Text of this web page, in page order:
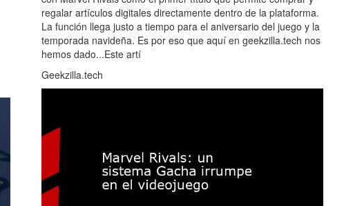
regalar artículos digitales directamente dentro de la plataforma.
La función llega justo a tiempo para el aniversario del juego y la
temporada navideña. Es por eso que aquí en geekzilla.tech nos
hemos dado...Este artí
Geekzilla.tech